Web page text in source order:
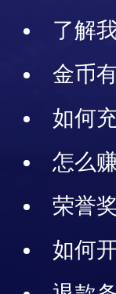
了解
金币
如何
账充值
怎么
推荐朋
荣誉
如何